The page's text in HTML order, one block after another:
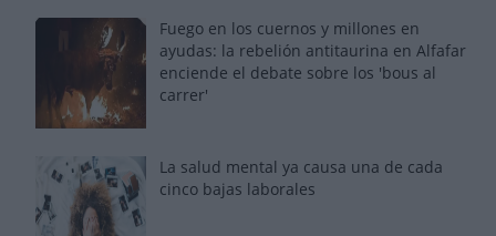
Fuego en los cuernos y millones en
ayudas: la rebelión antitaurina en Alfafar
enciende el debate sobre los 'bous al
carrer'
La salud mental ya causa una de cada
cinco bajas laborales